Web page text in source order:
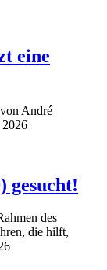
eine
André
2026
gesucht!
des
die hilft,